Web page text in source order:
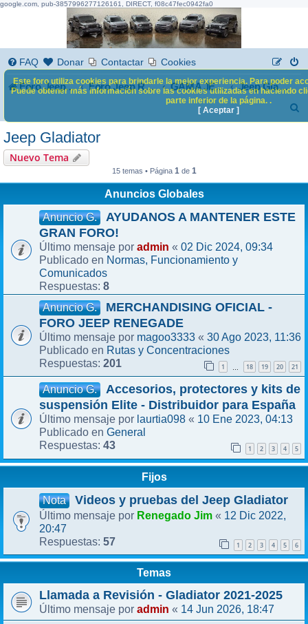
google.com, pub-3857996277126161, DIRECT, f08c47fec0942fa0
FAQ Donar Contactar Cookies
Foro Jeep Renegade Foro Jeep Renegade GAMA JEEP
Jeep Gladiator
a
r
Jeep Gladiator
Nuevo Tema
15 temas • Página 1 de 1
Anuncios Globales
Anuncio G.
AYUDANOS A MANTENER ESTE
GRAN FORO!
Último mensaje por admin « 02 Dic 2024, 09:34
Publicado en Normas, Funcionamiento y
Comunicados
Respuestas: 8
Anuncio G.
MERCHANDISING OFICIAL -
FORO JEEP RENEGADE
Último mensaje por magoo3333 « 30 Ago 2023, 11:36
Publicado en Rutas y Concentraciones
Respuestas: 201 1 … 18 19 20 21
Anuncio G.
Accesorios, protectores y kits de
suspensión Elite - Distribuidor para España
Último mensaje por laurtia098 « 10 Ene 2023, 04:13
Publicado en General
Respuestas: 43 1 2 3 4 5
Fijos
Nota Videos y pruebas del Jeep Gladiator
Último mensaje por Renegado Jim « 12 Dic 2022,
20:47
Respuestas: 57 1 2 3 4 5 6
Temas
Llamada a Revisión - Gladiator 2021-2025
Último mensaje por admin « 14 Jun 2026, 18:47
Este foro utiliza cookies para brindarle la mejor experiencia. Para poder
Puede obtener más información sobre las cookies utilizadas en haciendo
parte inferior de la página. .
[ Aceptar ]